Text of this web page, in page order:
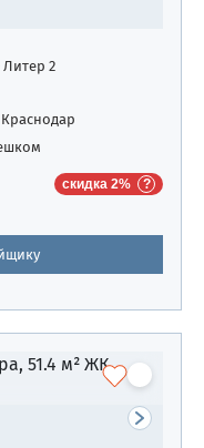
Литер 2
скидка 2%